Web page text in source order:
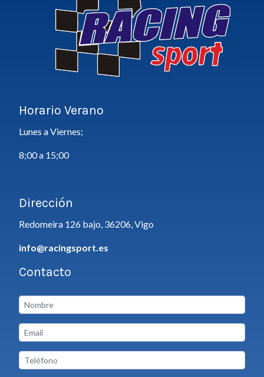
Horario Verano
Lunes a Viernes;
8;00 a 15;00
Dirección
Redomeira 126 bajo, 36206, Vigo
info@racingsport.es
Contacto